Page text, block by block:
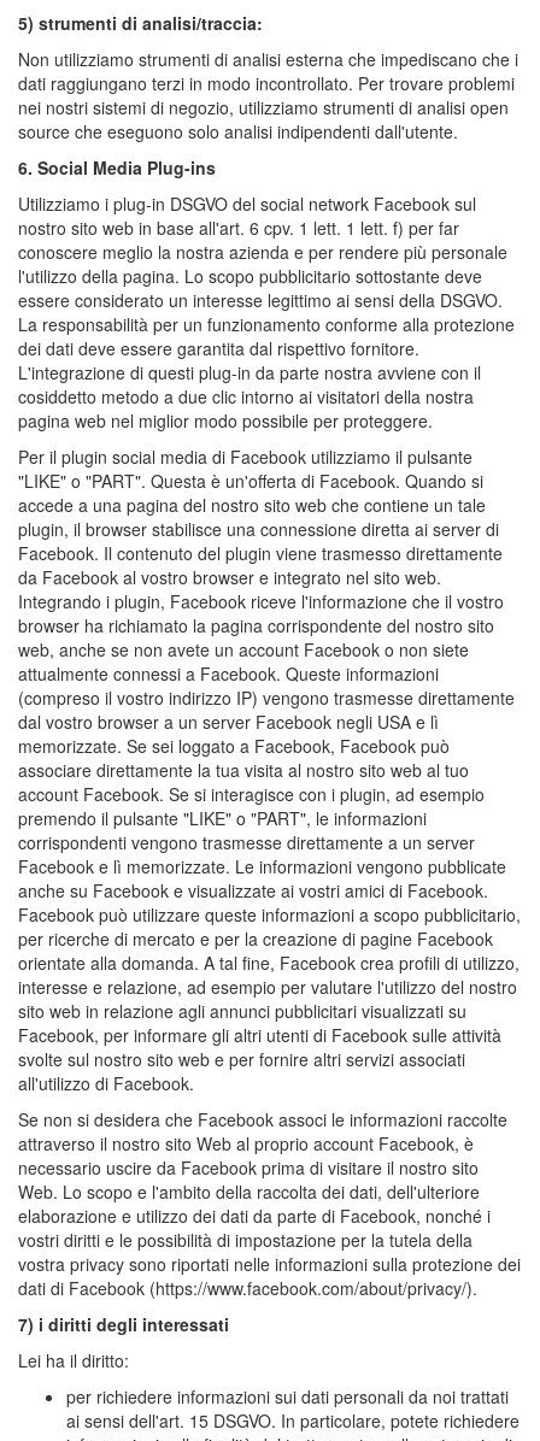
5) strumenti di analisi/traccia:
Non utilizziamo strumenti di analisi esterna che impediscano che i
dati raggiungano terzi in modo incontrollato. Per trovare problemi
nei nostri sistemi di negozio, utilizziamo strumenti di analisi open
source che eseguono solo analisi indipendenti dall'utente.
6. Social Media Plug-ins
Utilizziamo i plug-in DSGVO del social network Facebook sul
nostro sito web in base all'art. 6 cpv. 1 lett. 1 lett. f) per far
conoscere meglio la nostra azienda e per rendere più personale
l'utilizzo della pagina. Lo scopo pubblicitario sottostante deve
essere considerato un interesse legittimo ai sensi della DSGVO.
La responsabilità per un funzionamento conforme alla protezione
dei dati deve essere garantita dal rispettivo fornitore.
L'integrazione di questi plug-in da parte nostra avviene con il
cosiddetto metodo a due clic intorno ai visitatori della nostra
pagina web nel miglior modo possibile per proteggere.
Per il plugin social media di Facebook utilizziamo il pulsante
"LIKE" o "PART". Questa è un'offerta di Facebook. Quando si
accede a una pagina del nostro sito web che contiene un tale
plugin, il browser stabilisce una connessione diretta ai server di
Facebook. Il contenuto del plugin viene trasmesso direttamente
da Facebook al vostro browser e integrato nel sito web.
Integrando i plugin, Facebook riceve l'informazione che il vostro
browser ha richiamato la pagina corrispondente del nostro sito
web, anche se non avete un account Facebook o non siete
attualmente connessi a Facebook. Queste informazioni
(compreso il vostro indirizzo IP) vengono trasmesse direttamente
dal vostro browser a un server Facebook negli USA e lì
memorizzate. Se sei loggato a Facebook, Facebook può
associare direttamente la tua visita al nostro sito web al tuo
account Facebook. Se si interagisce con i plugin, ad esempio
premendo il pulsante "LIKE" o "PART", le informazioni
corrispondenti vengono trasmesse direttamente a un server
Facebook e lì memorizzate. Le informazioni vengono pubblicate
anche su Facebook e visualizzate ai vostri amici di Facebook.
Facebook può utilizzare queste informazioni a scopo pubblicitario,
per ricerche di mercato e per la creazione di pagine Facebook
orientate alla domanda. A tal fine, Facebook crea profili di utilizzo,
interesse e relazione, ad esempio per valutare l'utilizzo del nostro
sito web in relazione agli annunci pubblicitari visualizzati su
Facebook, per informare gli altri utenti di Facebook sulle attività
svolte sul nostro sito web e per fornire altri servizi associati
all'utilizzo di Facebook.
Se non si desidera che Facebook associ le informazioni raccolte
attraverso il nostro sito Web al proprio account Facebook, è
necessario uscire da Facebook prima di visitare il nostro sito
Web. Lo scopo e l'ambito della raccolta dei dati, dell'ulteriore
elaborazione e utilizzo dei dati da parte di Facebook, nonché i
vostri diritti e le possibilità di impostazione per la tutela della
vostra privacy sono riportati nelle informazioni sulla protezione dei
dati di Facebook (https://www.facebook.com/about/privacy/).
7) i diritti degli interessati
Lei ha il diritto:
per richiedere informazioni sui dati personali da noi trattati
ai sensi dell'art. 15 DSGVO. In particolare, potete richiedere